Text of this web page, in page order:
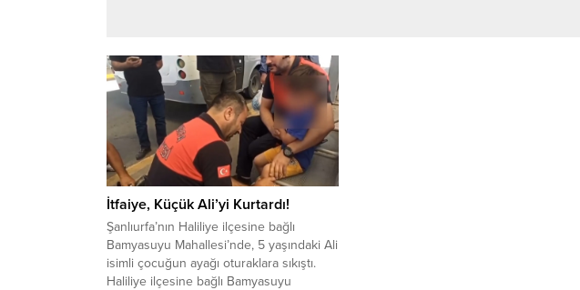
İtfaiye, Küçük Ali’yi Kurtardı!
Şanlıurfa’nın Haliliye ilçesine bağlı
Bamyasuyu Mahallesi’nde, 5 yaşındaki Ali
isimli çocuğun ayağı oturaklara sıkıştı.
Haliliye ilçesine bağlı Bamyasuyu